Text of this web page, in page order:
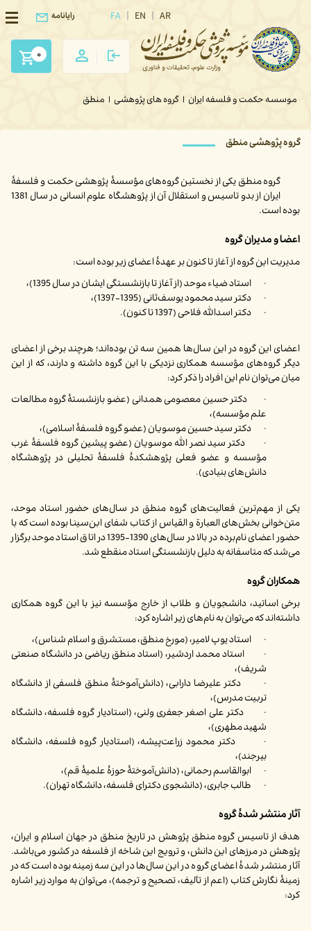
FA EN AR رایانامه
0
موسسه حکمت و فلسفه ایران گروه های پژوهشی منطق
گروه پژوهشی منطق
گروه منطق یکی از نخستین گروه‌های مؤسسۀ پژوهشی حکمت و فلسفۀ
ایران از بدو تاسیس و استقلال آن از پژوهشگاه علوم انسانی در سال 1381
بوده است.
اعضا و مدیران گروه
مدیریت این گروه از آغاز تا کنون بر عهدۀ اعضای زیر بوده است:
· استاد ضیاء موحد (از آغاز تا بازنشستگی ایشان در سال 1395)،
· دکتر سید محمود یوسف‌ثانی (1395-1397)،
· دکتر اسدالله فلاحی (1397 تا کنون).
اعضای این گروه در این سال‌ها همین سه تن بوده‌اند؛ هرچند برخی از اعضای
دیگر گروه‌های مؤسسه همکاری نزدیکی با این گروه داشته و دارند، که از این
میان می‌توان نام این افراد را ذکر کرد:
· دکتر حسین معصومی همدانی (عضو بازنشستۀ گروه مطالعات
علم مؤسسه)،
· دکتر سید حسین موسویان (عضو گروه فلسفۀ اسلامی)،
· دکتر سید نصر الله موسویان (عضو پیشین گروه فلسفۀ غرب
مؤسسه و عضو فعلی پژوهشکدۀ فلسفۀ تحلیلی در پژوهشگاه
دانش‌های بنیادی).
یکی از مهم‌ترین فعالیت‌های گروه منطق در سال‌های حضور استاد موحد،
متن‌خوانی بخش‌های العبارة و القیاس از کتاب شفای ابن‌سینا بوده است که با
حضور اعضای نام‌برده در بالا در سال‌های 1390-1395 در اتاق استاد موحد برگزار
می‌شد که متاسفانه به دلیل بازنشستگی استاد منقطع شد.
همکاران گروه
برخی اساتید، دانشجویان و طلاب از خارج مؤسسه نیز با این گروه همکاری
داشته‌اند که می‌توان به نام‌های زیر اشاره کرد:
· استاد یوپ لامیر، (مورخ منطق، مستشرق و اسلام شناس)،
· استاد محمد اردشیر، (استاد منطق ریاضی در دانشگاه صنعتی
شریف)،
· دکتر علیرضا دارابی، (دانش‌آموختۀ منطق فلسفی از دانشگاه
تربیت مدرس)،
· دکتر علی اصغر جعفری ولنی، (استادیار گروه فلسفه، دانشگاه
شهید مطهری)،
· دکتر محمود زراعت‌پیشه، (استادیار گروه فلسفه، دانشگاه
بیرجند)،
· ابوالقاسم رحمانی، (دانش‌آموختۀ حوزۀ علمیۀ قم)،
· طالب جابری، (دانشجوی دکترای فلسفه، دانشگاه تهران).
آثار منتشر شدۀ گروه
هدف از تاسیس گروه منطق پژوهش در تاریخ منطق در جهان اسلام و ایران،
پژوهش در مرزهای این دانش، و ترویج این شاخه از فلسفه در کشور می‌باشد.
آثار منتشر شدۀ اعضای گروه در این سال‌ها در این سه زمینه بوده است که در
زمینۀ نگارش کتاب (اعم از تألیف، تصحیح و ترجمه)، می‌توان به موارد زیر اشاره
کرد: